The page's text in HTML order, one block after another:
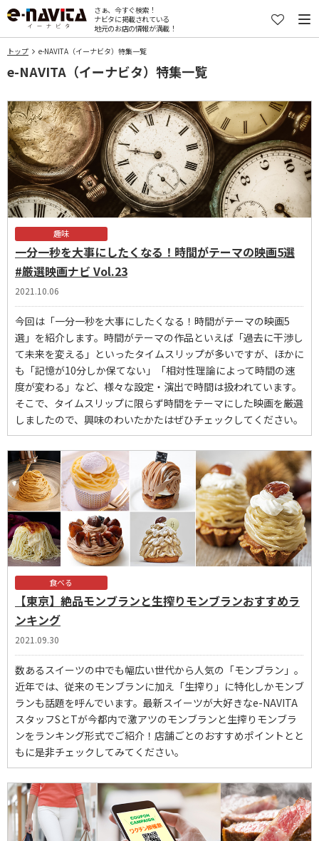
さぁ、今すぐ検索！
ナビタに掲載されている
地元のお店の情報が満載！
トップ e-NAVITA（イーナビタ）特集一覧
e-NAVITA（イーナビタ）特集一覧
趣味
一分一秒を大事にしたくなる！時間がテーマの映画5選
#厳選映画ナビ Vol.23
2021.10.06
今回は「一分一秒を大事にしたくなる！時間がテーマの映画5
選」を紹介します。時間がテーマの作品といえば「過去に干渉し
て未来を変える」といったタイムスリップが多いですが、ほかに
も「記憶が10分しか保てない」「相対性理論によって時間の速
度が変わる」など、様々な設定・演出で時間は扱われています。
そこで、タイムスリップに限らず時間をテーマにした映画を厳選
しましたので、興味のわいたかたはぜひチェックしてください。
食べる
【東京】絶品モンブランと生搾りモンブランおすすめラ
ンキング
2021.09.30
数あるスイーツの中でも幅広い世代から人気の「モンブラン」。
近年では、従来のモンブランに加え「生搾り」に特化しかモンブ
ランも話題を呼んでいます。最新スイーツが大好きなe-NAVITA
スタッフSとTが今都内で激アツのモンブランと生搾りモンブラ
ンをランキング形式でご紹介！店舗ごとのおすすめポイントとと
もに是非チェックしてみてください。